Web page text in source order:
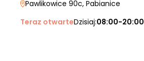
Pawlikowice 90c, Pabianice
Teraz otwarteDzisiaj:08:00-20:00